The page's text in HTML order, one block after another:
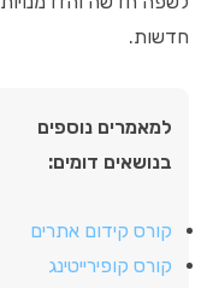
חדשות.
למאמרים נוספים
בנושאים דומים:
קורס קידום אתרים
קורס קופירייטינג